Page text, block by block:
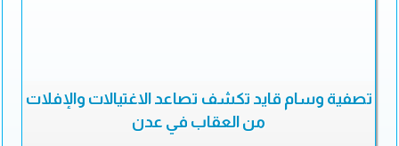
تصفية وسام قايد تكشف تصاعد الاغتيالات والإفلات
من العقاب في عدن